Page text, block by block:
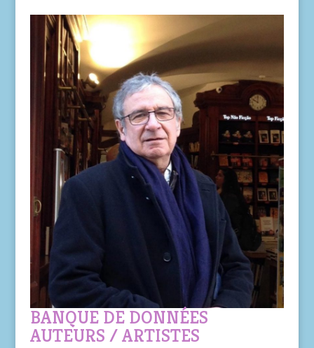
BANQUE DE DONNÉES
AUTEURS / ARTISTES